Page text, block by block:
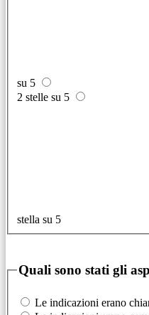
su 5
2 stelle su 5
stella su 5
Quali sono stati gli
Le indicazioni erano